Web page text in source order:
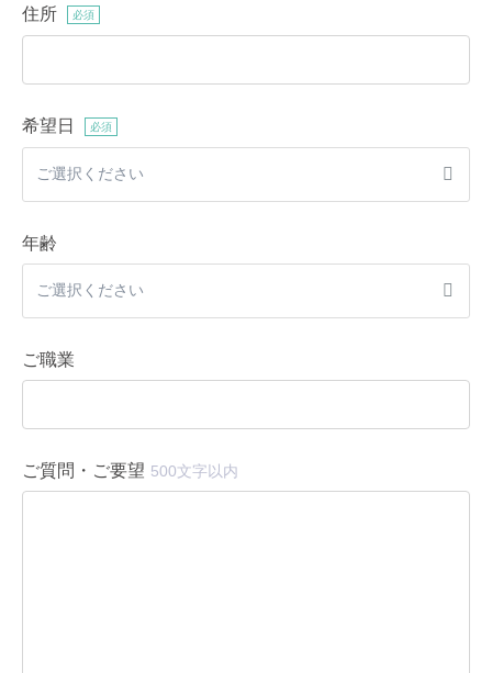
住所 必須
希望日 必須
年齢
ご職業
ご質問・ご要望 500文字以内